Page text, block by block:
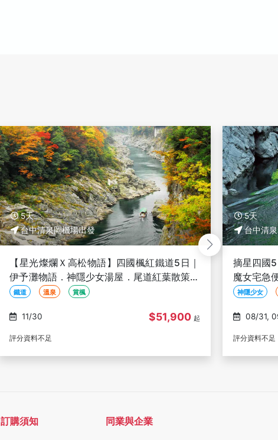
5天
台中清泉岡機場出發
摘星四國5日-米其林巡禮、宮崎駿神隱少女、
魔女宅急便小豆島、天空之鏡、絕美溪谷寒霞
溪-台中出發
神隱少女 魔女宅急便
08/31, 09/14, 09/17,
$31,900 起
評分資料不足
5天
台中清
深度四國
豆島絕色
+葛藤橋
世界遺產
訂購須知 同業與企業